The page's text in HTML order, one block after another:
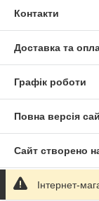
Контакти
Доставка та
Графік роботи
Повна версія
Сайт створено
ПолітикаІнтернет-